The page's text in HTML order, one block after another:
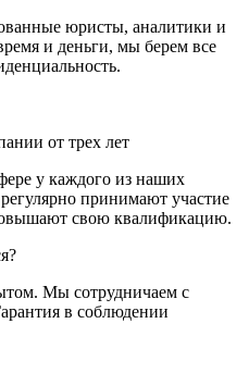
юристы, аналитики и
и деньги, мы берем все
от трех лет
у каждого из наших
принимают участие
свою квалификацию.
Мы сотрудничаем с
в соблюдении